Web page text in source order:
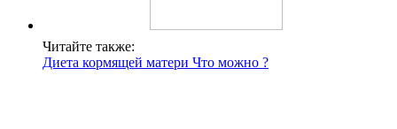
Читайте также:
Диета кормящей матери Что можно ?